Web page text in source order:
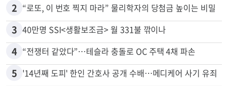
2 “로또, 이 번호 찍지 마라” 물리학자의 당첨금 높이는 비밀
3 40만명 SSI<생활보조금> 월 331불 깎이나
4 “전쟁터 같았다”…테슬라 충돌로 OC 주택 4채 파손
5 '14년째 도피' 한인 간호사 공개 수배…메디케어 사기 유죄